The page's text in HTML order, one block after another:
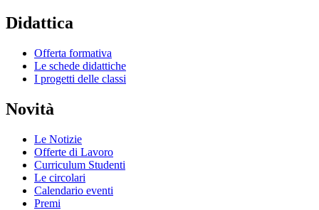
Didattica
Offerta formativa
Le schede didattiche
I progetti delle classi
Novità
Le Notizie
Offerte di Lavoro
Curriculum Studenti
Le circolari
Calendario eventi
Premi